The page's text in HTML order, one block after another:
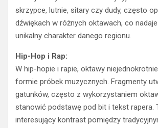
dźwiękach w różnych oktawach, co
unikalny charakter danego regionu.
W hip-hopie i rapie, oktawy niejednokrotnie
formie próbek muzycznych. Fragmenty
gatunków, często z wykorzystaniem
stanowić podstawę pod bit i tekst rapera.
interesujący kontrast pomiędzy
nowoczesnymi stylami.